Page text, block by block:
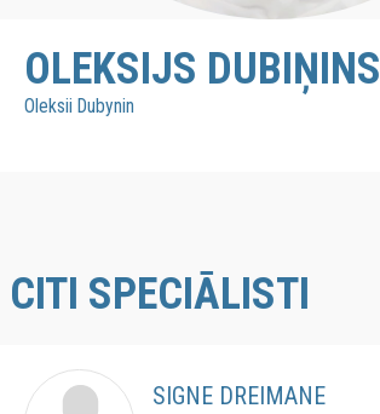
OLEKSIJS DUBIŅINS
Oleksii Dubynin
CITI SPECIĀLISTI
SIGNE DREIMANE